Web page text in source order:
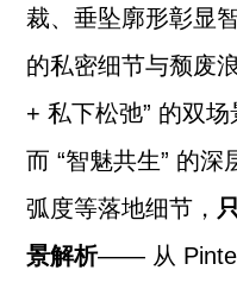
裁、垂坠廓形彰显
的私密细节与颓废
+ 私下松弛” 的双场
而 “智魅共生” 的深
弧度等落地细节，
景解析—— 从